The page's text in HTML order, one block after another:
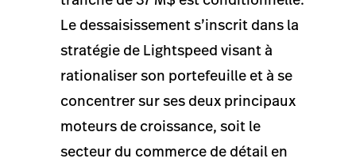
Le dessaisissement s’inscrit dans la
stratégie de Lightspeed visant à
rationaliser son portefeuille et à se
concentrer sur ses deux principaux
moteurs de croissance, soit le
secteur du commerce de détail en